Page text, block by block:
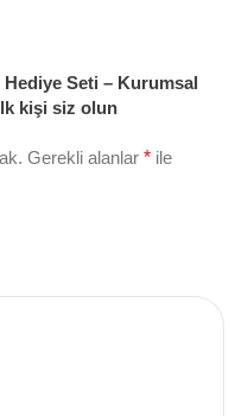
Seti – Kurumsal
kişi siz olun
Gerekli alanlar * ile